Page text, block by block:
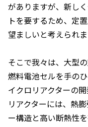
がありますが、新し
トを要するため、定
望ましいと考えられま
そこで我々は、大型
燃料電池セルを手の
イクロリアクターの
リアクターには、熱
ー構造と高い断熱性